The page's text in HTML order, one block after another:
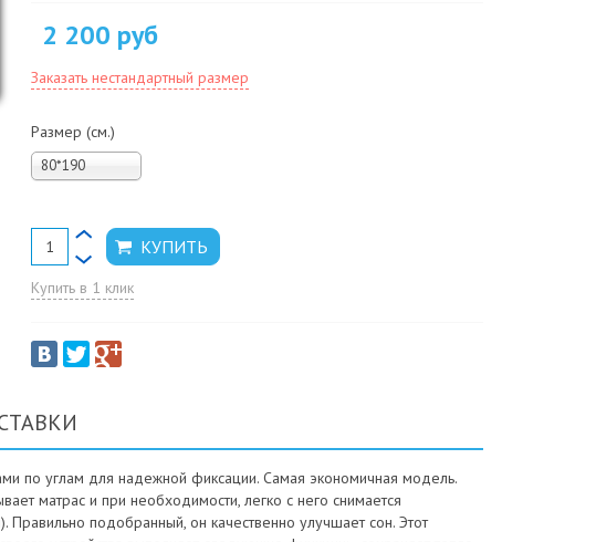
2 200 руб
Заказать нестандартный размер
Размер (см.)
80*190
Купить в 1 клик
по углам для надежной фиксации. Самая экономичная модель.
матрас и при необходимости, легко с него снимается
подобранный, он качественно улучшает сон. Этот